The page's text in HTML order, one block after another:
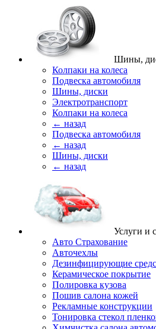
Шины,
Колпаки на колеса
Подвеска автомобиля
Шины, диски
Электротранспорт
Колпаки на колеса
← назад
Подвеска автомобиля
← назад
Шины, диски
← назад
Услуги и
Авто Страхование
Авточехлы
Дезинфицирующие
Керамическое покрытие
Полировка кузова
Пошив салона кожей
Рекламные конструкции
Тонировка стекол